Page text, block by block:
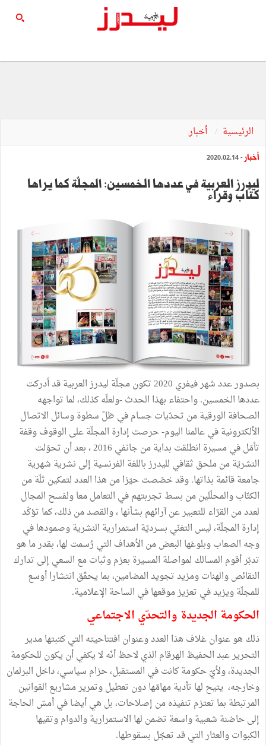
الرئيسية أخبار
أخبار - 2020.02.14
ليدرز العربية في عددها الخمسين: المجلّة كما يراها
كتّاب وقرّاء
بصدور عدد شهر فيفري 2020 تكون مجلّة ليدرز العربية قد أدركت
عددها الخمسين. واحتفاء بهذا الحدث -ولعلّه كذلك، لما تواجهه
الصحافة الورقية من تحدّيات جسام في ظلّ سطوة وسائل الاتصال
الألكترونية في عالمنا اليوم- حرصت إدارة المجلّة على الوقوف وقفة
تأمّل في مسيرة انطلقت بداية من جانفي 2016 ، بعد أن تحوّلت
النشريّة من ملحق ثقافي لليدرز باللغة الفرنسية إلى نشرية شهرية
جامعة قائمة بذاتها. وقد خصّصت حيّزا من هذا العدد لتمكين ثلّة من
الكتّاب والمحلّلين من بسط تجربتهم في التعامل معا ولفسح المجال
لعدد من القرّاء للتعبير عن آرائهم بشأنها ، والقصد من ذلك، كما تؤكّد
إدارة المجلّة، ليس التغنّي بسرديّة استمرارية النشرية وصمودها في
وجه الصعاب وبلوغها البعض من الأهداف التي رُسمت لها، بقدر ما هو
تدبّر أقوم المسالك لمواصلة المسيرة بعزم وثبات مع السعي إلى تدارك
النقائص والهنات ومزيد تجويد المضامين، بما يحقّق انتشارا أوسع
للمجلّة ويزيد في تعزيز موقعها في الساحة الإعلامية.
الحكومة الجديدة والتحدّي الاجتماعي
ذلك هو عنوان غلاف هذا العدد وعنوان افتتاحيته التي كتبتها مدير
التحرير عبد الحفيظ الهرقام الذي لاحظ أنّه لا يكفي أن يكون للحكومة
الجديدة، ولأيّ حكومة كانت في المستقبل، حزام سياسي، داخل البرلمان
وخارجه، يتيح لها تأدية مهامّها دون تعطيل وتمرير مشاريع القوانين
المرتبطة بما تعتزم تنفيذه من إصلاحات، بل هي أيضا في أمسّ الحاجة
إلى حاضنة شعبية واسعة تضمن لها الاستمرارية والدوام وتقيها
الكبوات والعثار التي قد تعجّل بسقوطها.